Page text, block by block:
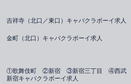
吉祥寺（北口／東口）キャバクラボーイ求人
金町（北口）キャバクラボーイ求人
①歌舞伎町 ②新宿 ③新宿三丁目 ④西武
新宿キャバクラボーイ求人